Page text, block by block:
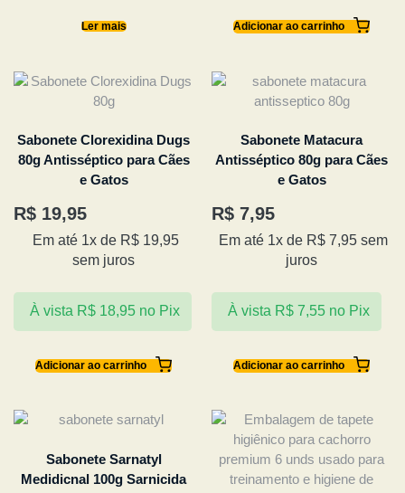
Ler mais Adicionar ao carrinho
Sabonete Clorexidina Dugs
80g Antisséptico para Cães
e Gatos
R$ 19,95
Em até 1x de R$19,95
sem juros
À vista R$18,95 no Pix
Adicionar ao carrinho
Sabonete Matacura
Antisséptico 80g para Cães
e Gatos
R$ 7,95
Em até 1x de R$ 7,95 sem
juros
À vista R$7,55 no Pix
Adicionar ao carrinho
Sabonete Sarnatyl
Medidicnal 100g Sarnicida